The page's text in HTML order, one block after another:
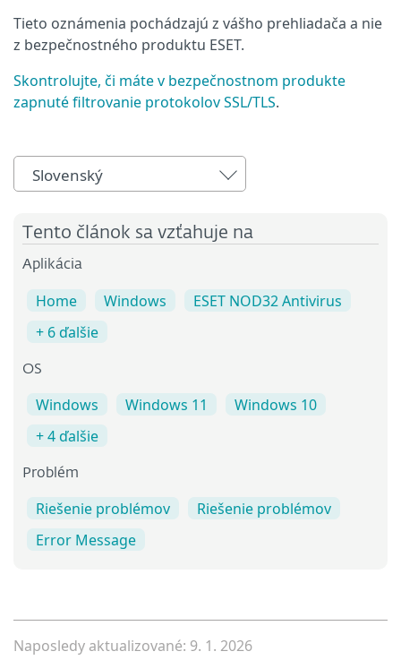
Tieto oznámenia pochádzajú z vášho prehliadača a nie
z bezpečnostného produktu ESET.
Skontrolujte, či máte v bezpečnostnom produkte
zapnuté filtrovanie protokolov SSL/TLS.
Slovenský
Tento článok sa vzťahuje na
Aplikácia
Home Windows
ESET NOD32 Antivirus
+ 6 ďalšie
OS
Windows Windows 11
Windows 10
+ 4 ďalšie
Problém
Riešenie problémov
Riešenie problémov
Error Message
Naposledy aktualizované: 9. 1. 2026